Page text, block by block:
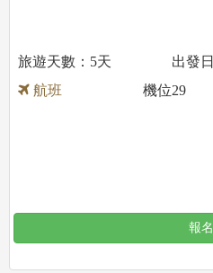
5天
航班
機位29
報名